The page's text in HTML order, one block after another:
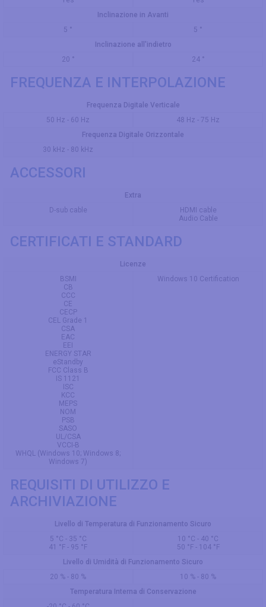
Inclinazione in Avanti
5 °
5 °
Inclinazione all'indietro
20 °
24 °
FREQUENZA E INTERPOLAZIONE
Frequenza Digitale Verticale
50 Hz - 60 Hz
48 Hz - 75 Hz
Frequenza Digitale Orizzontale
30 kHz - 80 kHz
ACCESSORI
Extra
D-sub cable
HDMI cable
Audio Cable
CERTIFICATI E STANDARD
Licenze
BSMI
CB
CCC
CE
CECP
CEL Grade 1
CSA
EAC
EEI
ENERGY STAR
eStandby
FCC Class B
IS 1121
ISC
KCC
MEPS
NOM
PSB
SASO
UL/CSA
VCCI-B
WHQL (Windows 10; Windows 8;
Windows 7)
Windows 10 Certification
REQUISITI DI UTILIZZO E
ARCHIVIAZIONE
Livello di Temperatura di Funzionamento Sicuro
5 °C - 35 °C
41 °F - 95 °F
10 °C - 40 °C
50 °F - 104 °F
Livello di Umidità di Funzionamento Sicuro
20 % - 80 %
10 % - 80 %
Temperatura Interna di Conservazione